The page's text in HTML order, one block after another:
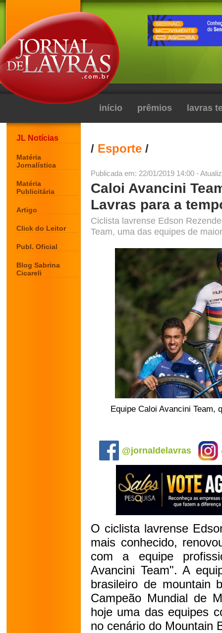
início prêmios lavras
JL Notícias
Matéria
Jornalística
Matéria
Publicitária
Artigo
Click do Leitor
Publ. Oficial
Blog Sabrina
Cicareli
/ Esporte /
Publicada em: 22/01/2019 14:00 -
Caloi Avancini
Lavras para a
Ciclista lavrense Edson
Team, uma das equipes de
Equipe Caloi Avancini Team,
@jornaldelavras
O ciclista lavrense
mais conhecido,
com a equipe
Avancini Team". A
brasileiro de mountain
Campeão Mundial de
hoje uma das equipes
no cenário do Mountain